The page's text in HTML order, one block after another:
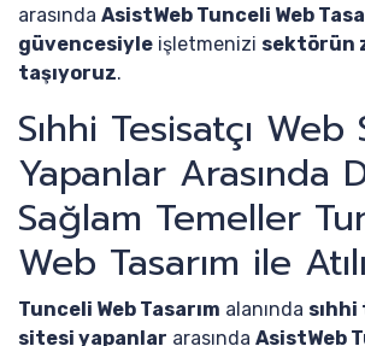
arasında AsistWeb Tunceli Web
güvencesiyle işletmenizi sektörün
taşıyoruz.
Sıhhi Tesisatçı Web
Yapanlar Arasında
Sağlam Temeller
Web Tasarım ile
Tunceli Web Tasarım alanında
sitesi yapanlar arasında AsistWeb